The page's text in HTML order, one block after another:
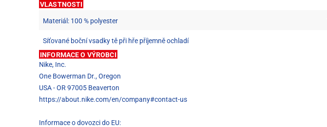
VLASTNOSTI
Materiál: 100 % polyester
Síťované boční vsadky tě při hře příjemně ochladí
INFORMACE O VÝROBCI
Nike, Inc.
One Bowerman Dr., Oregon
USA - OR 97005 Beaverton
https://about.nike.com/en/company#contact-us
Informace o dovozci do EU: